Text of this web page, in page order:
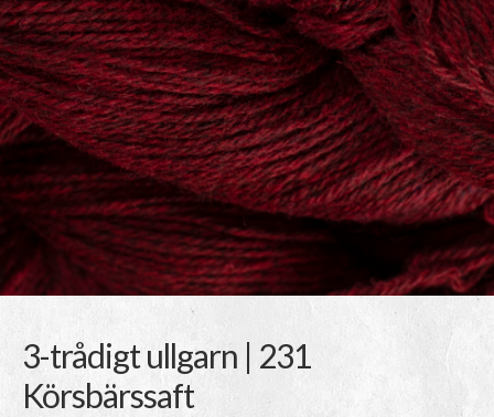
3-trådigt ullgarn | 231
Körsbärssaft